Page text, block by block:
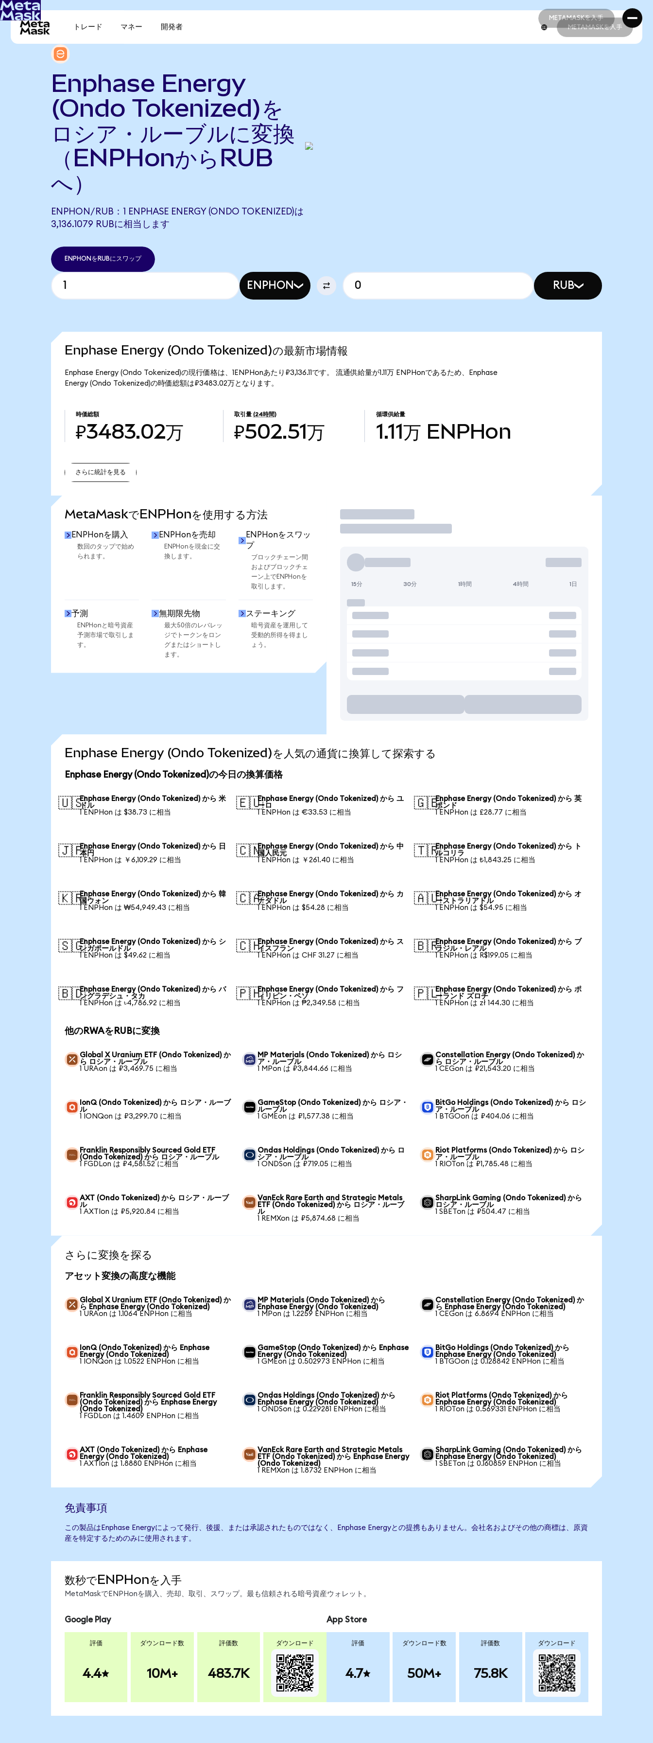
METAMASKを入手
METAMASKを入手
トレード マネー 開発者 METAMASKを入手
Enphase Energy
(Ondo Tokenized)を
ロシア・ルーブルに変換
（ENPHonからRUB
へ）
ENPHON/RUB：1 ENPHASE ENERGY (ONDO TOKENIZED)は
3,136.1079 RUBに相当します
ENPHONをRUBにスワップ
ENPHON RUB
Enphase Energy (Ondo Tokenized)の最新市場情報
Enphase Energy (Ondo Tokenized)の現行価格は、1ENPHonあたり₽3,136.11です。 流通供給量が1.11万 ENPHonであるため、Enphase
Energy (Ondo Tokenized)の時価総額は₽3483.02万となります。
時価総額
₽3483.02万
取引量 (24時間)
₽502.51万
循環供給量
1.11万 ENPHon
さらに統計を見る
MetaMaskでENPHonを使用する方法
ENPHonを購入
数回のタップで始め
られます。
ENPHonを売却
ENPHonを現金に交
換します。
ENPHonをスワッ
プ
ブロックチェーン間
およびブロックチェ
ーン上でENPHonを
取引します。
予測
ENPHonと暗号資産
予測市場で取引しま
す。
無期限先物
最大50倍のレバレッ
ジでトークンをロン
グまたはショートし
ます。
ステーキング
暗号資産を運用して
受動的所得を得まし
ょう。
取引
15分 30分 1時間 4時間 1日
Enphase Energy (Ondo Tokenized)を人気の通貨に換算して探索する
Enphase Energy (Ondo Tokenized)の今日の換算価格
🇺🇸Enphase Energy (Ondo Tokenized) から 米
ドル
1 ENPHon は $38.73 に相当
🇪🇺Enphase Energy (Ondo Tokenized) から ユ
ーロ
1 ENPHon は €33.53 に相当
🇬🇧Enphase Energy (Ondo Tokenized) から 英
ポンド
1 ENPHon は £28.77 に相当
🇯🇵Enphase Energy (Ondo Tokenized) から 日
本円
1 ENPHon は ￥6,109.29 に相当
🇨🇳Enphase Energy (Ondo Tokenized) から 中
国人民元
1 ENPHon は ￥261.40 に相当
🇹🇷Enphase Energy (Ondo Tokenized) から ト
ルコリラ
1 ENPHon は ₺1,843.25 に相当
🇰🇷Enphase Energy (Ondo Tokenized) から 韓
国ウォン
1 ENPHon は ₩54,949.43 に相当
🇨🇦Enphase Energy (Ondo Tokenized) から カ
ナダドル
1 ENPHon は $54.28 に相当
🇦🇺Enphase Energy (Ondo Tokenized) から オ
ーストラリアドル
1 ENPHon は $54.95 に相当
🇸🇬Enphase Energy (Ondo Tokenized) から シ
ンガポールドル
1 ENPHon は $49.62 に相当
🇨🇭Enphase Energy (Ondo Tokenized) から ス
イスフラン
1 ENPHon は CHF 31.27 に相当
🇧🇷Enphase Energy (Ondo Tokenized) から ブ
ラジル・レアル
1 ENPHon は R$199.05 に相当
🇧🇩Enphase Energy (Ondo Tokenized) から バ
ングラデシュ・タカ
1 ENPHon は ৳4,786.92 に相当
🇵🇭Enphase Energy (Ondo Tokenized) から フ
ィリピン・ペソ
1 ENPHon は ₱2,349.58 に相当
🇵🇱Enphase Energy (Ondo Tokenized) から ポ
ーランド ズロチ
1 ENPHon は zł 144.30 に相当
他のRWAをRUBに変換
Global X Uranium ETF (Ondo Tokenized) か
ら ロシア・ルーブル
1 URAon は ₽3,469.75 に相当
MP Materials (Ondo Tokenized) から ロシ
ア・ルーブル
1 MPon は ₽3,844.66 に相当
Constellation Energy (Ondo Tokenized) か
ら ロシア・ルーブル
1 CEGon は ₽21,543.20 に相当
IonQ (Ondo Tokenized) から ロシア・ルーブ
ル
1 IONQon は ₽3,299.70 に相当
GameStop (Ondo Tokenized) から ロシア・
ルーブル
1 GMEon は ₽1,577.38 に相当
BitGo Holdings (Ondo Tokenized) から ロシ
ア・ルーブル
1 BTGOon は ₽404.06 に相当
Franklin Responsibly Sourced Gold ETF
(Ondo Tokenized) から ロシア・ルーブル
1 FGDLon は ₽4,581.52 に相当
Ondas Holdings (Ondo Tokenized) から ロ
シア・ルーブル
1 ONDSon は ₽719.05 に相当
Riot Platforms (Ondo Tokenized) から ロシ
ア・ルーブル
1 RIOTon は ₽1,785.48 に相当
AXT (Ondo Tokenized) から ロシア・ルーブ
ル
1 AXTIon は ₽5,920.84 に相当
VanEck Rare Earth and Strategic Metals
ETF (Ondo Tokenized) から ロシア・ルーブ
ル
1 REMXon は ₽5,874.68 に相当
SharpLink Gaming (Ondo Tokenized) から
ロシア・ルーブル
1 SBETon は ₽504.47 に相当
さらに変換を探る
アセット変換の高度な機能
Global X Uranium ETF (Ondo Tokenized) か
ら Enphase Energy (Ondo Tokenized)
1 URAon は 1.1064 ENPHon に相当
MP Materials (Ondo Tokenized) から
Enphase Energy (Ondo Tokenized)
1 MPon は 1.2259 ENPHon に相当
Constellation Energy (Ondo Tokenized) か
ら Enphase Energy (Ondo Tokenized)
1 CEGon は 6.8694 ENPHon に相当
IonQ (Ondo Tokenized) から Enphase
Energy (Ondo Tokenized)
1 IONQon は 1.0522 ENPHon に相当
GameStop (Ondo Tokenized) から Enphase
Energy (Ondo Tokenized)
1 GMEon は 0.502973 ENPHon に相当
BitGo Holdings (Ondo Tokenized) から
Enphase Energy (Ondo Tokenized)
1 BTGOon は 0.128842 ENPHon に相当
Franklin Responsibly Sourced Gold ETF
(Ondo Tokenized) から Enphase Energy
(Ondo Tokenized)
1 FGDLon は 1.4609 ENPHon に相当
Ondas Holdings (Ondo Tokenized) から
Enphase Energy (Ondo Tokenized)
1 ONDSon は 0.229281 ENPHon に相当
Riot Platforms (Ondo Tokenized) から
Enphase Energy (Ondo Tokenized)
1 RIOTon は 0.569331 ENPHon に相当
AXT (Ondo Tokenized) から Enphase
Energy (Ondo Tokenized)
1 AXTIon は 1.8880 ENPHon に相当
VanEck Rare Earth and Strategic Metals
ETF (Ondo Tokenized) から Enphase Energy
(Ondo Tokenized)
1 REMXon は 1.8732 ENPHon に相当
SharpLink Gaming (Ondo Tokenized) から
Enphase Energy (Ondo Tokenized)
1 SBETon は 0.160859 ENPHon に相当
免責事項
この製品はEnphase Energyによって発行、後援、または承認されたものではなく、Enphase Energyとの提携もありません。会社名およびその他の商標は、原資
産を特定するためのみに使用されます。
数秒でENPHonを入手
MetaMaskでENPHonを購入、売却、取引、スワップ。最も信頼される暗号資産ウォレット。
Google Play
評価
4.4
ダウンロード数
10M+
評価数
483.7K
ダウンロード
App Store
評価
4.7
ダウンロード数
50M+
評価数
75.8K
ダウンロード